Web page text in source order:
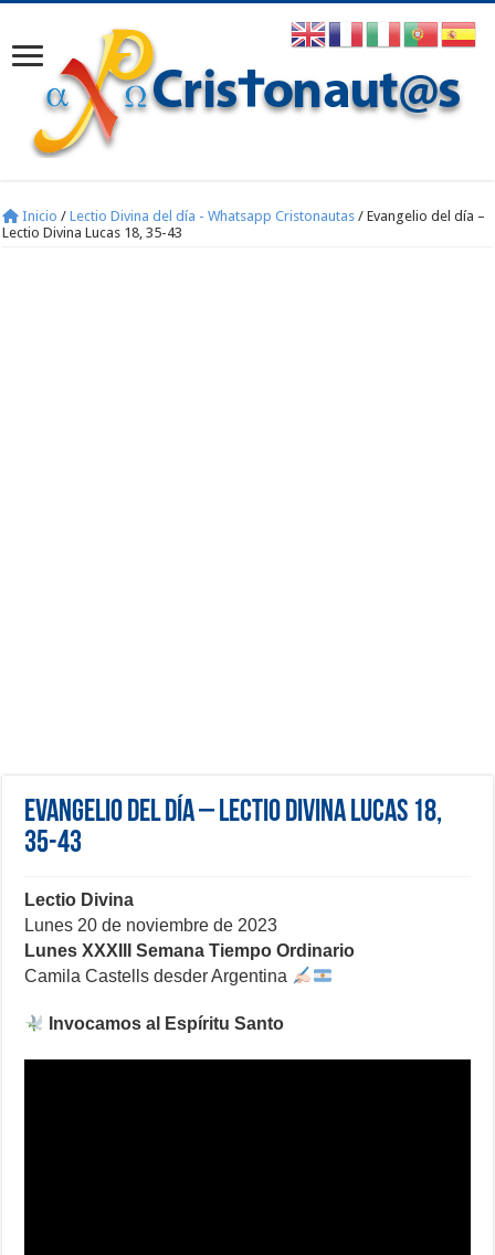
Inicio / Lectio Divina del día - Whatsapp Cristonautas / Evangelio del día –
Lectio Divina Lucas 18, 35-43
Evangelio del día – Lectio Divina Lucas 18,
35-43
Lectio Divina
Lunes 20 de noviembre de 2023
Lunes XXXIII Semana Tiempo Ordinario
Camila Castells desder Argentina
Invocamos al Espíritu Santo